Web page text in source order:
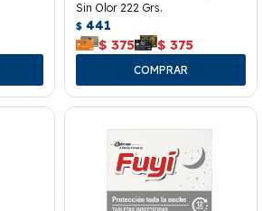
Sin Olor 222 Grs.
$ 441
$ 375 $ 375